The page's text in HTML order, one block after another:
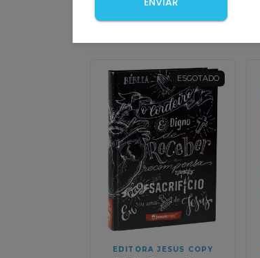
Avise-me quando
ESGOTADO
EDITORA JESUS COPY